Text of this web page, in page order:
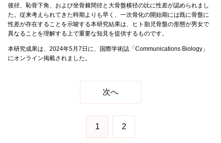
後径、恥骨下角、および坐骨棘間径と大骨盤横径の比に性差が認められまし
た。従来考えられてきた時期よりも早く、一次骨化の開始期には既に骨盤に
性差が存在することを示唆する本研究結果は、ヒト胎児骨盤の形態が男女で
異なることを理解する上で重要な知見を提供するものです。
本研究成果は、2024年5月7日に、国際学術誌「Communications Biology」
にオンライン掲載されました。
次へ
1 2